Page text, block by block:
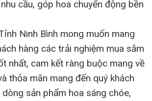
cầu, góp hoa chuyển động bền
Ninh Bình mong muốn mang
hàng các trải nghiệm mua sắm
nhất, cam kết ràng buộc mang về
thỏa mãn mang đến quý khách
sản phẩm hoa sáng chóe,